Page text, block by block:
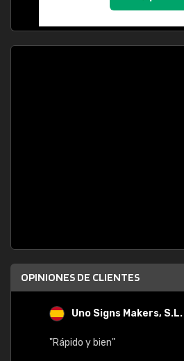
OPINIONES DE CLIENTES
Uno Signs Makers, S.L.
"Rápido y bien"